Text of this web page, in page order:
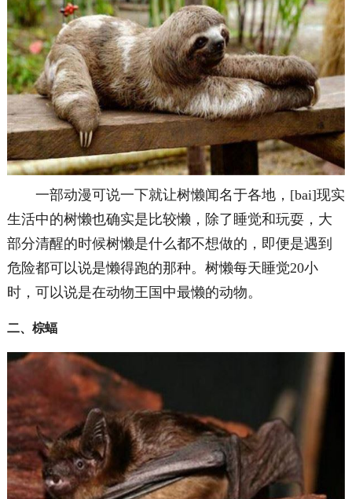
一部动漫可说一下就让树懒闻名于各地，[bai]现实
生活中的树懒也确实是比较懒，除了睡觉和玩耍，大
部分清醒的时候树懒是什么都不想做的，即便是遇到
危险都可以说是懒得跑的那种。树懒每天睡觉20小
时，可以说是在动物王国中最懒的动物。
二、棕蝠